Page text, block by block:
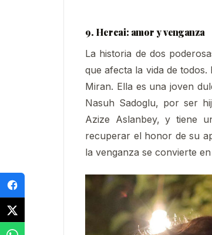
9. Hercai: amor y venganza
La historia de dos
que afecta la vida de
Miran. Ella es una joven
Nasuh Sadoglu, por ser
Azize Aslanbey, y tiene
recuperar el honor de su
la venganza se convierte